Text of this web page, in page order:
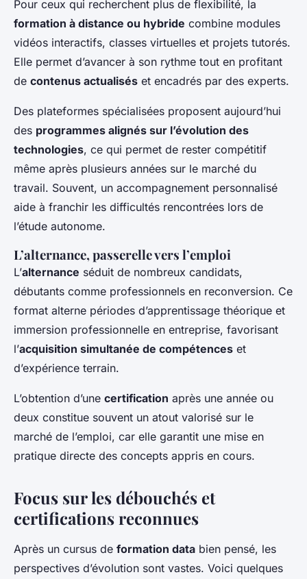
Pour ceux qui recherchent plus de flexibilité, la
formation à distance ou hybride combine modules
vidéos interactifs, classes virtuelles et projets tutorés.
Elle permet d’avancer à son rythme tout en profitant
de contenus actualisés et encadrés par des experts.
Des plateformes spécialisées proposent aujourd’hui
des programmes alignés sur l’évolution des
technologies, ce qui permet de rester compétitif
même après plusieurs années sur le marché du
travail. Souvent, un accompagnement personnalisé
aide à franchir les difficultés rencontrées lors de
l’étude autonome.
L’alternance, passerelle vers l’emploi
L’alternance séduit de nombreux candidats,
débutants comme professionnels en reconversion. Ce
format alterne périodes d’apprentissage théorique et
immersion professionnelle en entreprise, favorisant
l’acquisition simultanée de compétences et
d’expérience terrain.
L’obtention d’une certification après une année ou
deux constitue souvent un atout valorisé sur le
marché de l’emploi, car elle garantit une mise en
pratique directe des concepts appris en cours.
Focus sur les débouchés et
certifications reconnues
Après un cursus de formation data bien pensé, les
perspectives d’évolution sont vastes. Voici quelques